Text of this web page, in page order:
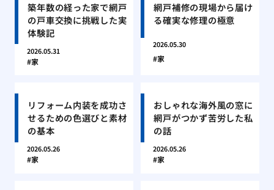
築年数の経った家で網戸
の戸車交換に挑戦した実
体験記
2026.05.31
家
網戸補修の現場から届け
る確実な修理の極意
2026.05.30
家
リフォーム内装を成功さ
せるための色選びと素材
の基本
2026.05.26
家
おしゃれな海外風の窓に
網戸がつかず苦労した私
の話
2026.05.26
家